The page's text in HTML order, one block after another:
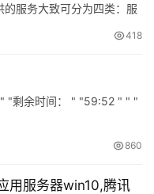
的服务大致可分为四类：服
418
"剩余时间： " "59:52 " " "
860
用服务器win10,腾讯